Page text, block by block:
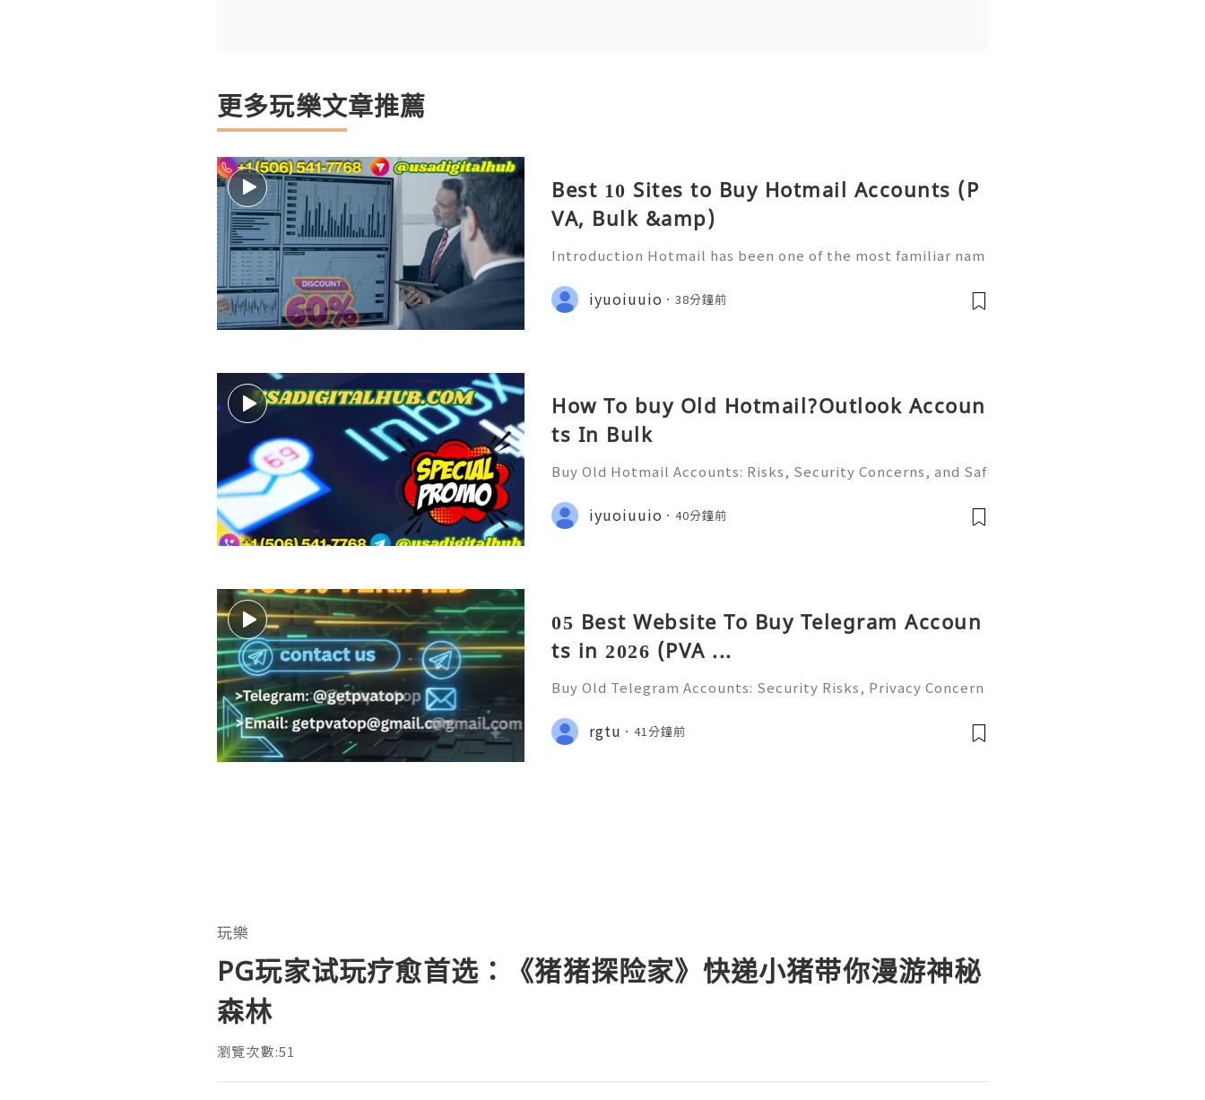
更多玩樂文章推薦
Best 10 Sites to Buy Hotmail Accounts (P
VA, Bulk &amp)
Introduction Hotmail has been one of the most familiar nam
ern email service is centered around Outlook, existing Hot
mail addresses continue t
iyuoiuuio 38分鐘前
How To buy Old Hotmail?Outlook Accoun
ts In Bulk
Buy Old Hotmail Accounts: Risks, Security Concerns, and Saf
rt — Fast, Reliable & Always Ready 📲✨💎🌐🚀⭐ WhatsApp: +1
(506) 541-7768 ✈️✨💎🌐🚀⭐ Teleg
iyuoiuuio 40分鐘前
05 Best Website To Buy Telegram Accoun
ts in 2026 (PVA ...
Buy Old Telegram Accounts: Security Risks, Privacy Concern
e 2026 🚪🚀💬📞📩 We’re always ready to help you 24/7! 😊💯
🔥 💼⏰📩🌟🌐✨ We are available o
rgtu 41分鐘前
玩樂
PG玩家试玩疗愈首选：《猪猪探险家》快递小猪带你漫游神秘
森林
瀏覽次數:51